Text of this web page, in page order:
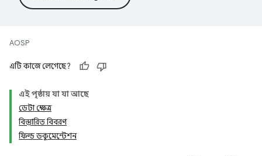
AOSP
এটি কাজে লেগেছে?
এই পৃষ্ঠায় যা যা আছে
ডেটা ক্ষেত্র
বিস্তারিত বিবরণ
ফিল্ড ডকুমেন্টেশন